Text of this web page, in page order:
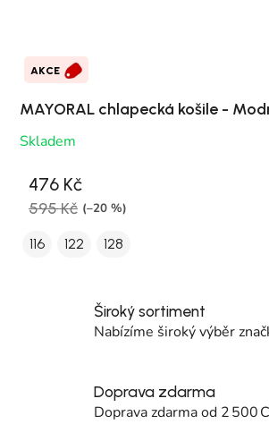
AKCE
MAYORAL chlapecká košile -
Skladem
476 Kč
595 Kč (–20 %)
116 122 128
Široký sortiment
Nabízíme široký výběr
Doprava zdarma
Doprava zdarma od 2 500